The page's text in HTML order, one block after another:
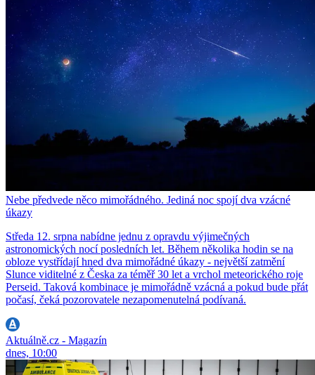
Nebe předvede něco mimořádného. Jediná noc spojí dva vzácné
úkazy
Středa 12. srpna nabídne jednu z opravdu výjimečných
astronomických nocí posledních let. Během několika hodin se na
obloze vystřídají hned dva mimořádné úkazy - největší zatmění
Slunce viditelné z Česka za téměř 30 let a vrchol meteorického roje
Perseid. Taková kombinace je mimořádně vzácná a pokud bude přát
počasí, čeká pozorovatele nezapomenutelná podívaná.
Aktuálně.cz - Magazín
dnes, 10:00